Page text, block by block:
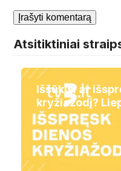
Atsitiktiniai
Iššūkis: ar
kryžiažodį?